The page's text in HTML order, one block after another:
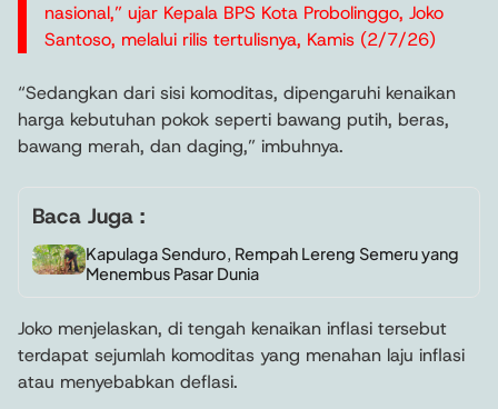
nasional,” ujar Kepala BPS Kota Probolinggo, Joko
Santoso, melalui rilis tertulisnya, Kamis (2/7/26)
“Sedangkan dari sisi komoditas, dipengaruhi kenaikan
harga kebutuhan pokok seperti bawang putih, beras,
bawang merah, dan daging,” imbuhnya.
Baca Juga :
Kapulaga Senduro, Rempah Lereng Semeru yang
Menembus Pasar Dunia
Joko menjelaskan, di tengah kenaikan inflasi tersebut
terdapat sejumlah komoditas yang menahan laju inflasi
atau menyebabkan deflasi.